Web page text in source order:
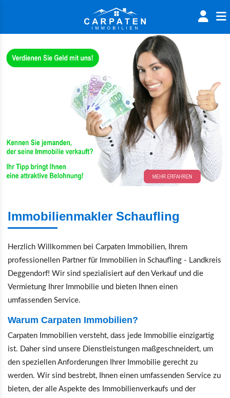
Immobilienmakler Schaufling
Herzlich Willkommen bei Carpaten Immobilien, Ihrem
professionellen Partner für Immobilien in Schaufling - Landkreis
Deggendorf! Wir sind spezialisiert auf den Verkauf und die
Vermietung Ihrer Immobilie und bieten Ihnen einen
umfassenden Service.
Warum Carpaten Immobilien?
Carpaten Immobilien versteht, dass jede Immobilie einzigartig
ist. Daher sind unsere Dienstleistungen maßgeschneidert, um
den speziellen Anforderungen Ihrer Immobilie gerecht zu
werden. Wir sind bestrebt, Ihnen einen umfassenden Service zu
bieten, der alle Aspekte des Immobilienverkaufs und der